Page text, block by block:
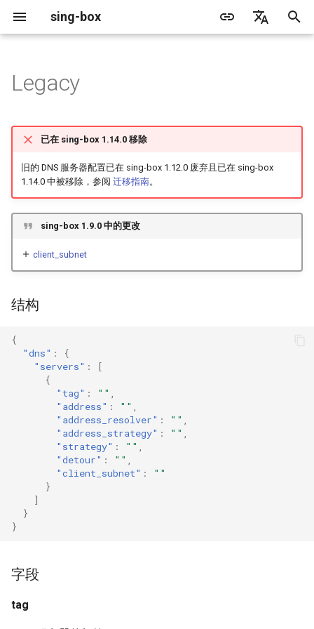
sing-box
索
更新日志
迁移指南
废弃功能列表
支持
Sponsors
包管理器
Docker
从源代码构建
Android
Apple 平台
Desktop
通用
隐私政策
Proxy
Client
Proxy Protocol Trojan
Hysteria 2
Misc
AnyTLS client metadata
结构
字段
tag
address
address_resolver
address_strategy
strategy
client_subnet
GeoIP
Geosite
路由规则
规则动作
协议探测
源文件格式
无头规则
AdGuard DNS Filer
缓存文件
Clash API
V2Ray API
监听字段
拨号字段
TLS
HTTP Client
HTTP2 Fields
QUIC Fields
证书提供者
Tailscale
Cloudflare Origin CA
Pre-match
V2Ray 传输层
UDP over TCP
UDP NAT 字段
Wi-Fi 状态
Neighbor Resolution
Default
Unshare
WireGuard
Tailscale
OpenConnect Client
OpenVPN Client
OpenVPN Server
Direct
Mixed
SOCKS
HTTP
Shadowsocks
VMess
Trojan
Naive
Hysteria
ShadowTLS
Hysteria2
Snell
Tun
Direct
Bridge
Block
SOCKS
HTTP
Shadowsocks
VMess
Trojan
Naive
WireGuard
Hysteria
ShadowTLS
VLESS
Hysteria2
AnyTLS
sing-box API
DERP
Resolved
SSM API
CCM
OCM
Hysteria Realm
USB/IP Client
Legacy
已在 sing-box 1.14.0 移除
旧的 DNS 服务器配置已在 sing-box 1.12.0 废弃且已在 sing-box
1.14.0 中被移除，参阅 迁移指南。
sing-box 1.9.0 中的更改
client_subnet
结构
{
"dns" :
{
"servers" :
[
{
"tag" : "" ,
"address" : "" ,
"address_resolver" : "" ,
"address_strategy" : "" ,
"strategy" : "" ,
"detour" : "" ,
"client_subnet" :
""
}
]
}
}
字段
tag